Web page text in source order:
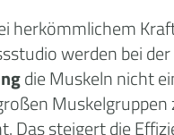
herkömmlichem
werden bei der
die Muskeln nicht
Muskelgruppen
Das steigert die